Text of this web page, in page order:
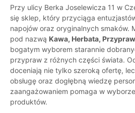
Przy ulicy Berka Joselewicza 11 w
się sklep, który przyciąga
napojów oraz oryginalnych smaków.
pod nazwą Kawa, Herbata,
bogatym wyborem starannie
przypraw z różnych części świata.
doceniają nie tylko szeroką ofertę,
obsługę oraz dogłębną wiedzę
zaangażowaniem pomaga w
produktów.